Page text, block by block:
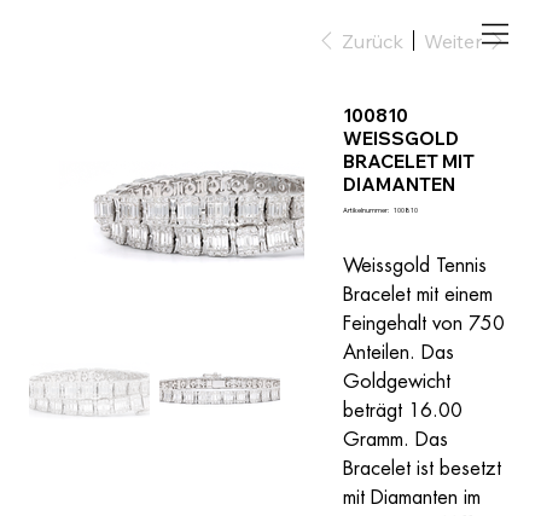
Zurück Weiter
100810
WEISSGOLD
BRACELET MIT
DIAMANTEN
Artikelnummer:
Artikelnummer:
100810
Weissgold Tennis
Bracelet mit einem
Feingehalt von 750
Anteilen. Das
Goldgewicht
beträgt 16.00
Gramm. Das
Bracelet ist besetzt
mit Diamanten im